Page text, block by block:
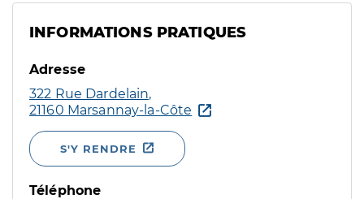
INFORMATIONS PRATIQUES
Adresse
322 Rue Dardelain,
21160 Marsannay-la-Côte
S'Y RENDRE
Téléphone